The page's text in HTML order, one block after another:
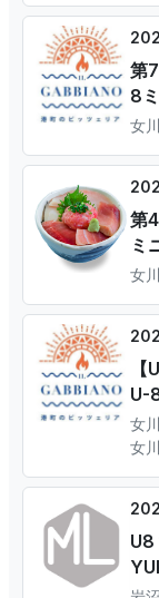
第
8
⼥
第
ミ
⼥
U-
女
女
U8